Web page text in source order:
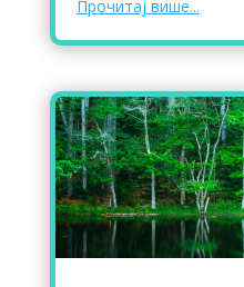
Прочитај више...